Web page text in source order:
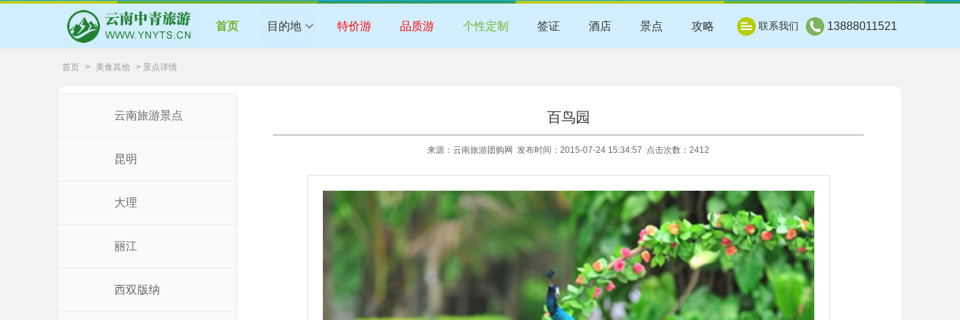
首页 目的地 特价游 品质游 个性定制 签证 酒店 景点 攻略 联系我们 13888011521
首页 > 美食其他 > 景点详情
云南旅游景点
昆明
大理
丽江
西双版纳
百鸟园
来源：云南旅游团购网 发布时间：2015-07-24 15:34:57 点击次数：2412